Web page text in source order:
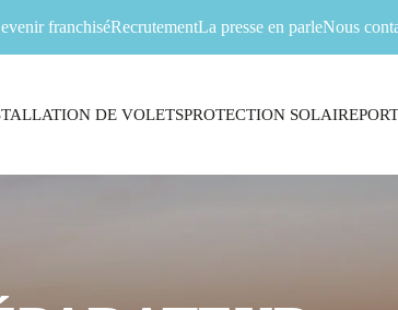
franchiséRecrutementLa presse en parleNous
DE VOLETSPROTECTION SOLAIRE